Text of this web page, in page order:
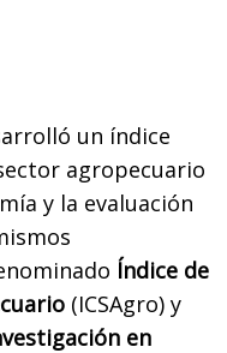
un índice
agropecuario
y la evaluación
Índice de
(ICSAgro) y
en